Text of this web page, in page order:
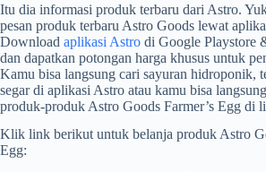
Itu dia informasi produk terbaru dari Astro.
pesan produk terbaru Astro Goods lewat
Download aplikasi Astro di Google Playstore
dan dapatkan potongan harga khusus untuk
Kamu bisa langsung cari sayuran hidroponik,
segar di aplikasi Astro atau kamu bisa
produk-produk Astro Goods Farmer’s Egg di
Klik link berikut untuk belanja produk Astro
Egg: